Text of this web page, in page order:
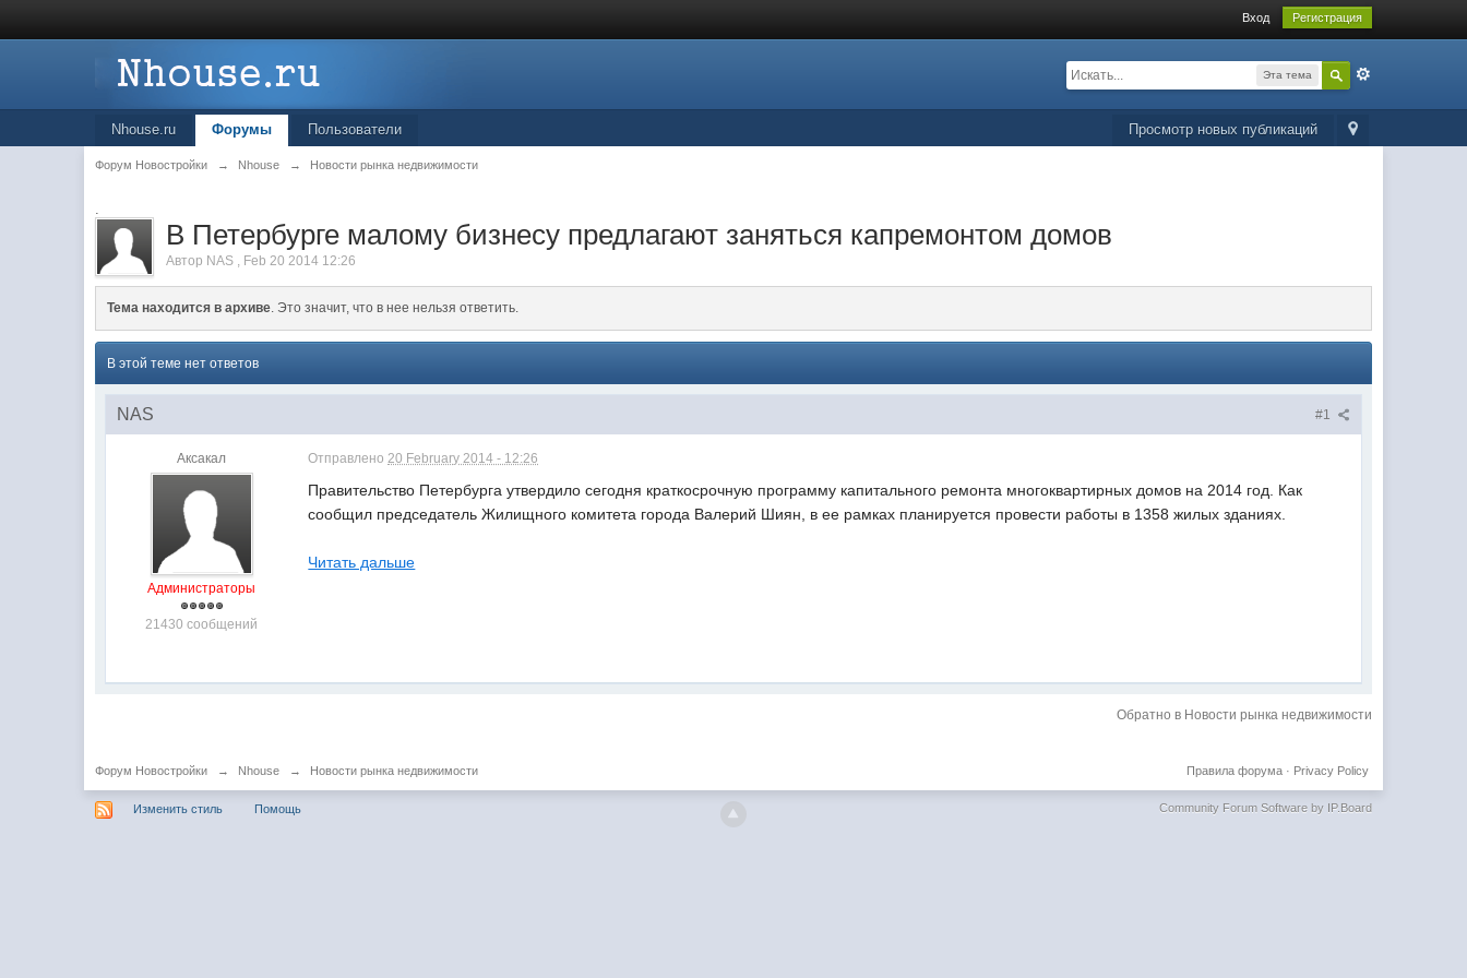
Вход Регистрация
Эта тема
Просмотр новых публикаций
Nhouse.ru Форумы Пользователи
Форум Новостройки → Nhouse → Новости рынка недвижимости
.
В Петербурге малому бизнесу предлагают заняться капремонтом домов
Автор NAS , Feb 20 2014 12:26
Тема находится в архиве. Это значит, что в нее нельзя ответить.
В этой теме нет ответов
#1
NAS
Аксакал
Администраторы
21430 сообщений
Отправлено20 February 2014 - 12:26
Правительство Петербурга утвердило сегодня краткосрочную программу капитального ремонта многоквартирных домов на 2014 год. Как
сообщил председатель Жилищного комитета города Валерий Шиян, в ее рамках планируется провести работы в 1358 жилых зданиях.
Читать дальше
Обратно в Новости рынка недвижимости
Форум Новостройки → Nhouse → Новости рынка недвижимости Privacy Policy
Правила форума·
Изменить стиль Помощь Community Forum Software by IP.Board